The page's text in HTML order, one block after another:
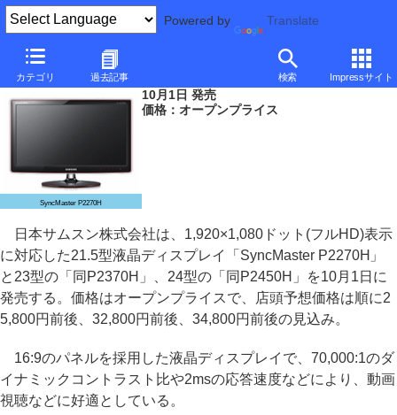
Powered by Translate
カテゴリ 過去記事 検索 Impressサイト
日本サムスン、フルHD対応の21.5型/23型/24型液晶ディスプレイ
SyncMaster P2270H
10月1日 発売
価格：オープンプライス
日本サムスン株式会社は、1,920×1,080ドット(フルHD)表示
に対応した21.5型液晶ディスプレイ「SyncMaster P2270H」
と23型の「同P2370H」、24型の「同P2450H」を10月1日に
発売する。価格はオープンプライスで、店頭予想価格は順に2
5,800円前後、32,800円前後、34,800円前後の見込み。
16:9のパネルを採用した液晶ディスプレイで、70,000:1のダ
イナミックコントラスト比や2msの応答速度などにより、動画
視聴などに好適としている。